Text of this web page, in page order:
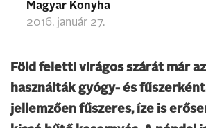
Magyar Konyha
2016. január 27.
Föld feletti virágos szárát már
használták gyógy- és
jellemzően fűszeres, íze is